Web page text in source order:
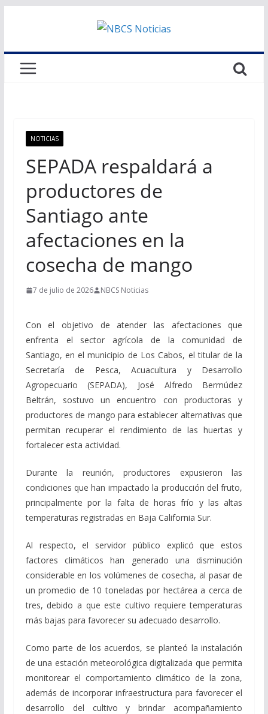
NOTICIAS
SEPADA respaldará a
productores de
Santiago ante
afectaciones en la
cosecha de mango
7 de julio de 2026 NBCS Noticias
Con el objetivo de atender las afectaciones que
enfrenta el sector agrícola de la comunidad de
Santiago, en el municipio de Los Cabos, el titular de la
Secretaría de Pesca, Acuacultura y Desarrollo
Agropecuario (SEPADA), José Alfredo Bermúdez
Beltrán, sostuvo un encuentro con productoras y
productores de mango para establecer alternativas que
permitan recuperar el rendimiento de las huertas y
fortalecer esta actividad.
Durante la reunión, productores expusieron las
condiciones que han impactado la producción del fruto,
principalmente por la falta de horas frío y las altas
temperaturas registradas en Baja California Sur.
Al respecto, el servidor público explicó que estos
factores climáticos han generado una disminución
considerable en los volúmenes de cosecha, al pasar de
un promedio de 10 toneladas por hectárea a cerca de
tres, debido a que este cultivo requiere temperaturas
más bajas para favorecer su adecuado desarrollo.
Como parte de los acuerdos, se planteó la instalación
de una estación meteorológica digitalizada que permita
monitorear el comportamiento climático de la zona,
además de incorporar infraestructura para favorecer el
desarrollo del cultivo y brindar acompañamiento